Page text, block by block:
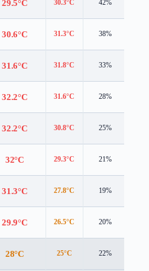
29.5°C 30.3°C 42%
30.6°C 31.3°C 38%
31.6°C 31.8°C 33%
32.2°C 31.6°C 28%
32.2°C 30.8°C 25%
32°C 29.3°C 21%
31.3°C 27.8°C 19%
29.9°C 26.5°C 20%
28°C 25°C 22%